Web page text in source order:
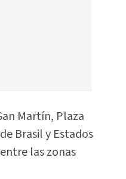
Martín, Plaza
Brasil y Estados
las zonas